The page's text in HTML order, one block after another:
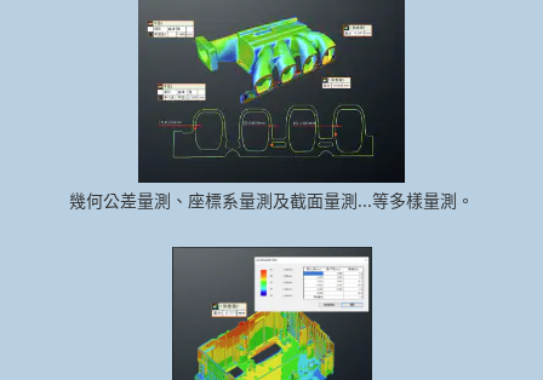
幾何公差量測、座標系量測及截面量測...等多樣量測。